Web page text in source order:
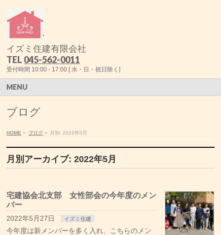
イズミ住建有限会社
TEL 045-562-0011
受付時間 10:00 - 17:00 [ 水・日・祝日除く]
MENU
ブログ
HOME » ブログ » 月別: 2022年5月
月別アーカイブ: 2022年5月
宅建協会北支部 女性部会の今年度のメン
バー
2022年5月27日 イズミ住建
今年度は新メンバーを多く入れ、こちらのメン